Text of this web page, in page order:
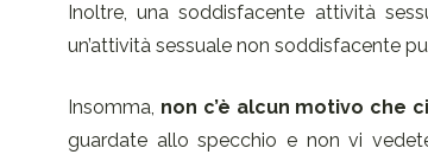
Inoltre, una soddisfacente attività
un’attività sessuale non soddisfacente
Insomma, non c’è alcun motivo che
guardate allo specchio e non vi